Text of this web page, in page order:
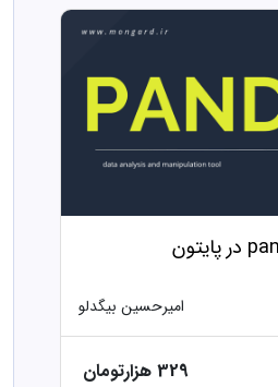
امیرحسین بیگدلو
329 هزارتومان